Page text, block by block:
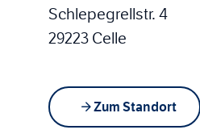
Schlepegrellstr. 4
29223 Celle
Zum Standort